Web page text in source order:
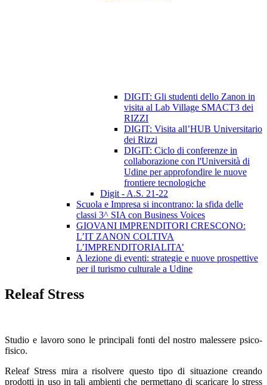
DIGIT: Gli studenti dello Zanon in
visita al Lab Village SMACT3 dei
RIZZI
DIGIT: Visita all’HUB Universitario
dei Rizzi
DIGIT: Ciclo di conferenze in
collaborazione con l'Università di
Udine per approfondire le nuove
frontiere tecnologiche
Digit - A.S. 21-22
Scuola e Impresa si incontrano: la sfida delle
classi 3^ SIA con Business Voices
GIOVANI IMPRENDITORI CRESCONO:
L’IT ZANON COLTIVA
L’IMPRENDITORIALITA’
A lezione di eventi: strategie e nuove prospettive
per il turismo culturale a Udine
Releaf Stress
Studio e lavoro sono le principali fonti del nostro malessere psico-
fisico.
Releaf Stress mira a risolvere questo tipo di situazione creando
prodotti in uso in tali ambienti che permettano di scaricare lo stress